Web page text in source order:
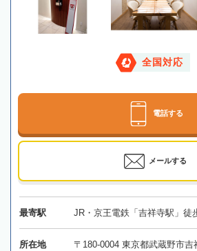
全国対応
電話する
メールする
最寄駅 JR・京王電鉄「吉祥寺駅」徒
所在地
〒180-0004 東京都武蔵野市